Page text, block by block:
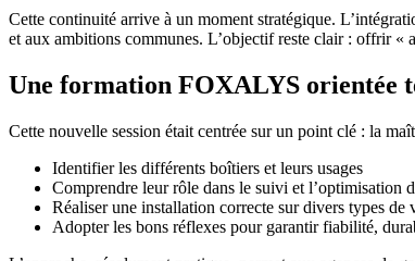
Cette continuité arrive à un moment stratégique.
et aux ambitions communes. L’objectif reste clair : offrir «
Une formation FOXALYS orientée
Cette nouvelle session était centrée sur un point clé : la
Identifier les différents boîtiers et leurs usages
Comprendre leur rôle dans le suivi et l’optimisation
Réaliser une installation correcte sur divers types de
Adopter les bons réflexes pour garantir fiabilité,